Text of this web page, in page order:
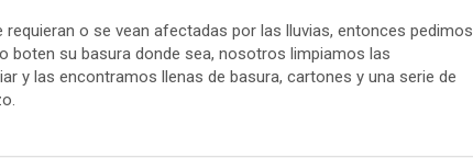
o se vean afectadas por las lluvias, entonces pedimos
boten su basura donde sea, nosotros limpiamos las
y las encontramos llenas de basura, cartones y una serie de